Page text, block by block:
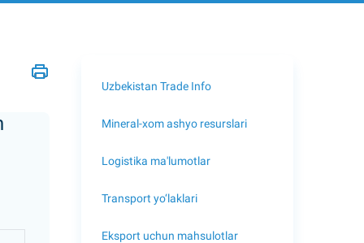
Uzbekistan Trade Info
Mineral-xom ashyo resurslari
Logistika ma'lumotlar
Transport yo‘laklari
Eksport uchun mahsulotlar